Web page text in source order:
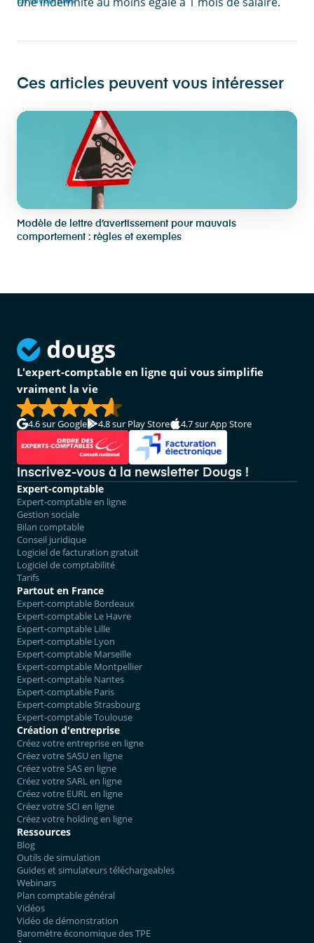
Ces articles peuvent vous intéresser
Modèle de lettre d’avertissement pour mauvais
comportement : règles et exemples
L'expert-comptable en ligne qui vous simplifie
vraiment la vie
4.6sur Google 4.8sur Play Store 4.7sur App Store
Inscrivez-vous à la newsletter Dougs !
Expert-comptable
Expert-comptable en ligne
Gestion sociale
Bilan comptable
Conseil juridique
Logiciel de facturation gratuit
Logiciel de comptabilité
Tarifs
Partout en France
Expert-comptable Bordeaux
Expert-comptable Le Havre
Expert-comptable Lille
Expert-comptable Lyon
Expert-comptable Marseille
Expert-comptable Montpellier
Expert-comptable Nantes
Expert-comptable Paris
Expert-comptable Strasbourg
Expert-comptable Toulouse
Création d'entreprise
Créez votre entreprise en ligne
Créez votre SASU en ligne
Créez votre SAS en ligne
Créez votre SARL en ligne
Créez votre EURL en ligne
Créez votre SCI en ligne
Créez votre holding en ligne
Ressources
Blog
Outils de simulation
Guides et simulateurs téléchargeables
Webinars
Plan comptable général
Vidéos
Vidéo de démonstration
Baromètre économique des TPE